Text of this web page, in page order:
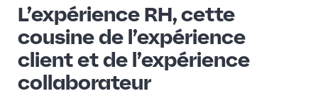
L’expérience RH, cette
cousine de l’expérience
client et de l’expérience
collaborateur